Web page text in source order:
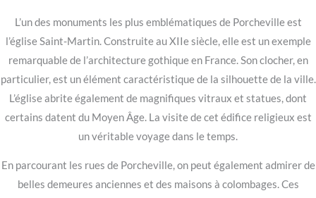
L’un des monuments les plus emblématiques de Porcheville est
l’église Saint-Martin. Construite au XIIe siècle, elle est un exemple
remarquable de l’architecture gothique en France. Son clocher, en
particulier, est un élément caractéristique de la silhouette de la ville.
L’église abrite également de magnifiques vitraux et statues, dont
certains datent du Moyen Âge. La visite de cet édifice religieux est
un véritable voyage dans le temps.
En parcourant les rues de Porcheville, on peut également admirer de
belles demeures anciennes et des maisons à colombages. Ces